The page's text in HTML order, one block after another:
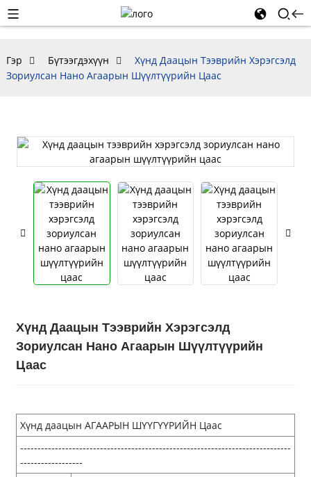
Гэр Бүтээгдэхүүн
Хүнд Даацын Тээврийн Хэрэгсэлд
Зориулсан Нано Агаарын Шүүлтүүрийн Цаас
Хүнд Даацын Тээврийн Хэрэгсэлд
Зориулсан Нано Агаарын Шүүлтүүрийн
Цаас
Хүнд даацын АГААРЫН ШҮҮГҮҮРИЙН Цаас
------------------------------------------------------------------------------
------------------